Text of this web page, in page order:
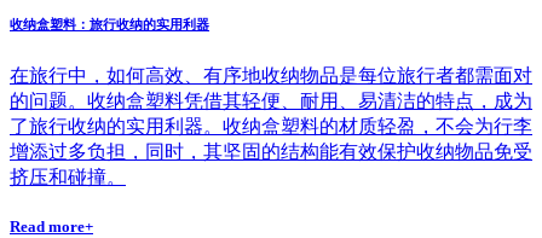
收纳盒塑料：旅行收纳的实用利器
在旅行中，如何高效、有序地收纳物品是每位旅行者都需面对
的问题。收纳盒塑料凭借其轻便、耐用、易清洁的特点，成为
了旅行收纳的实用利器。收纳盒塑料的材质轻盈，不会为行李
增添过多负担，同时，其坚固的结构能有效保护收纳物品免受
挤压和碰撞。
Read more+